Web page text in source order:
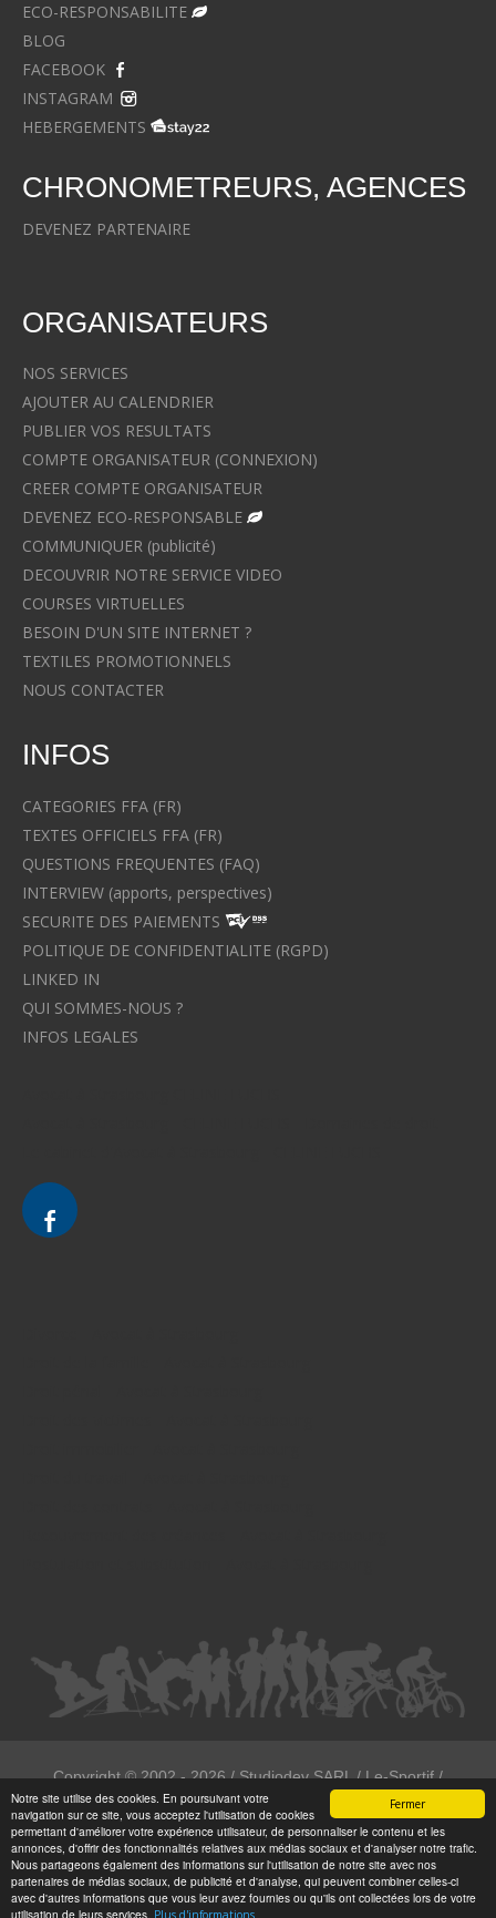
Fermer
Notre site utilise des cookies. En poursuivant votre
navigation sur ce site, vous acceptez l'utilisation de cookies
permettant d'améliorer votre expérience utilisateur, de personnaliser le contenu et les
annonces, d'offrir des fonctionnalités relatives aux médias sociaux et d'analyser notre trafic.
Nous partageons également des informations sur l'utilisation de notre site avec nos
partenaires de médias sociaux, de publicité et d'analyse, qui peuvent combiner celles-ci
avec d'autres informations que vous leur avez fournies ou qu'ils ont collectées lors de votre
utilisation de leurs services. Plus d'informations
ECO-RESPONSABILITE
BLOG
FACEBOOK
INSTAGRAM
HEBERGEMENTS
CHRONOMETREURS, AGENCES
DEVENEZ PARTENAIRE
ORGANISATEURS
NOS SERVICES
AJOUTER AU CALENDRIER
PUBLIER VOS RESULTATS
COMPTE ORGANISATEUR (CONNEXION)
CREER COMPTE ORGANISATEUR
DEVENEZ ECO-RESPONSABLE
COMMUNIQUER (publicité)
DECOUVRIR NOTRE SERVICE VIDEO
COURSES VIRTUELLES
BESOIN D'UN SITE INTERNET ?
TEXTILES PROMOTIONNELS
NOUS CONTACTER
INFOS
CATEGORIES FFA (FR)
TEXTES OFFICIELS FFA (FR)
QUESTIONS FREQUENTES (FAQ)
INTERVIEW (apports, perspectives)
SECURITE DES PAIEMENTS
POLITIQUE DE CONFIDENTIALITE (RGPD)
LINKED IN
QUI SOMMES-NOUS ?
INFOS LEGALES
Copyright ©2002 - 2026/ Studiodev SARL / Le-Sportif /
Registration4all
Tous droits réservées.
Numéro de déclaration CNIL : 1999972